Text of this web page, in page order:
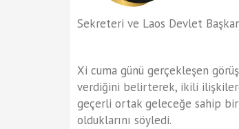
Sekreteri ve Laos Devlet
Xi cuma günü gerçekleşen
verdiğini belirterek, ikili
geçerli ortak geleceğe sahip bir
olduklarını söyledi.